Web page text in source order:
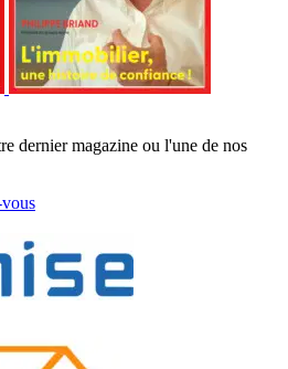
dernier magazine ou l'une de nos